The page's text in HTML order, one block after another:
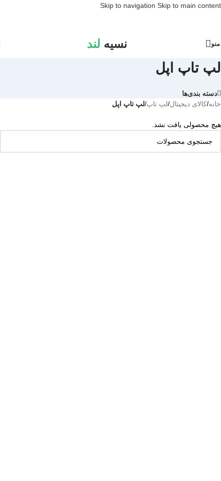
Skip to navigation Skip to main content
منو نسیه لند
لپ تاپ اپل
دسته بندی‌ها
خانه/کالای دیجیتال/لپ تاپ/لپ تاپ اپل
هیچ محصولی یافت نشد.